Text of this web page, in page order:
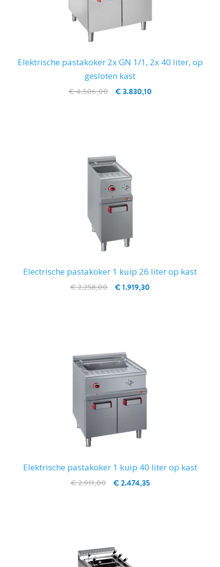
Elektrische pastakoker 2x GN 1/1, 2x 40 liter, op
gesloten kast
€ 3.830,10
€ 4.506,00
Electrische pastakoker 1 kuip 26 liter op kast
€ 1.919,30
€ 2.258,00
Elektrische pastakoker 1 kuip 40 liter op kast
€ 2.474,35
€ 2.911,00